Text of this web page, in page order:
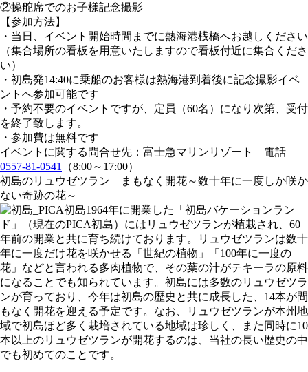
②操舵席でのお子様記念撮影
【参加方法】
・当日、イベント開始時間までに熱海港桟橋へお越しください
（集合場所の看板を用意いたしますので看板付近に集合くださ
い）
・初島発14:40に乗船のお客様は熱海港到着後に記念撮影イベ
ントへ参加可能です
・予約不要のイベントですが、定員（60名）になり次第、受付
を終了致します。
・参加費は無料です
イベントに関する問合せ先：富士急マリンリゾート 電話
0557-81-0541
（8:00～17:00）
初島のリュウゼツラン まもなく開花～数十年に一度しか咲か
ない奇跡の花～
1964年に開業した「初島バケーションラン
ド」（現在のPICA初島）にはリュウゼツランが植栽され、60
年前の開業と共に育ち続けております。リュウゼツランは数十
年に一度だけ花を咲かせる「世紀の植物」「100年に一度の
花」などと言われる多肉植物で、その葉の汁がテキーラの原料
になることでも知られています。初島には多数のリュウゼツラ
ンが育っており、今年は初島の歴史と共に成長した、14本が間
もなく開花を迎える予定です。なお、リュウゼツランが本州地
域で初島ほど多く栽培されている地域は珍しく、また同時に10
本以上のリュウゼツランが開花するのは、当社の長い歴史の中
でも初めてのことです。